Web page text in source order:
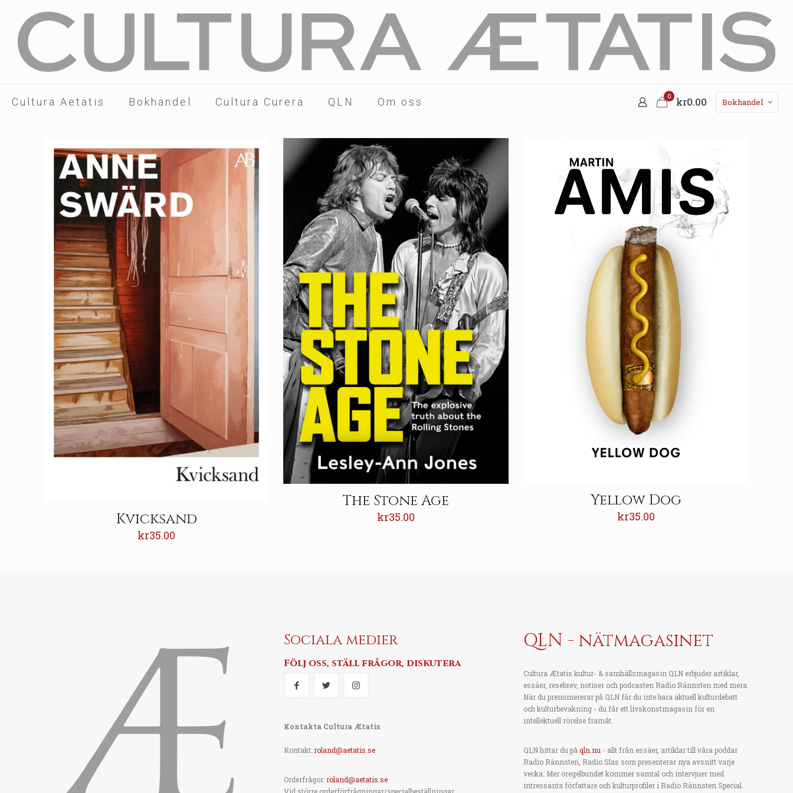
Cultura Aetatis Bokhandel Cultura Curera QLN Om oss 0 kr0.00 Bokhandel
Kvicksand
kr35.00
The Stone Age
kr35.00
Yellow Dog
kr35.00
Sociala medier
Följ oss, ställ frågor, diskutera
Kontakta Cultura Ætatis:
Kontakt: roland@aetatis.se
Orderfrågor: roland@aetatis.se
QLN - nätmagasinet
Cultura Ætatis kultur- & samhällsmagasin QLN erbjuder artiklar,
essäer, resebrev, notiser och podcasten Radio Rännsten med mera.
När du prenumererar på QLN får du inte bara aktuell kulturdebatt
och kulturbevakning - du får ett livskonstmagasin för en
intellektuell rörelse framåt.
QLN hittar du påqln.nu - allt från essäer, artiklar till våra poddar
Radio Rännsten, Radio Slas som presenterar nya avsnitt varje
vecka. Mer oregelbundet kommer samtal och intervjuer med
intressanta författare och kulturprofiler i Radio Rännsten Special.